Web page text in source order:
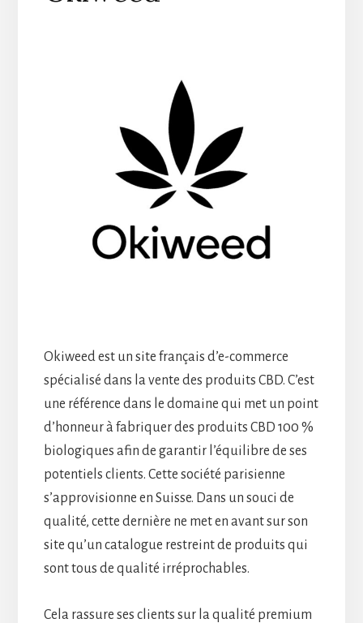
Okiweed est un site français d’e-commerce
spécialisé dans la vente des produits CBD. C’est
une référence dans le domaine qui met un point
d’honneur à fabriquer des produits CBD 100 %
biologiques afin de garantir l’équilibre de ses
potentiels clients. Cette société parisienne
s’approvisionne en Suisse. Dans un souci de
qualité, cette dernière ne met en avant sur son
site qu’un catalogue restreint de produits qui
sont tous de qualité irréprochables.
Cela rassure ses clients sur la qualité premium